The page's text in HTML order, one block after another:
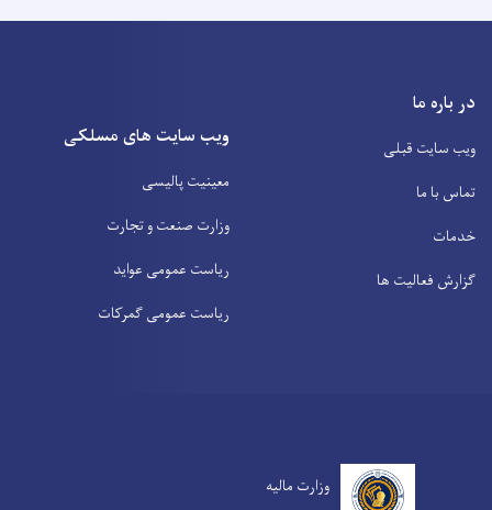
در باره ما
ویب سایت قبلی
تماس با ما
خدمات
گزارش فعالیت ها
ویب سایت های مسلکی
معینیت پالیسی
وزارت صنعت و تجارت
ریاست عمومی عواید
ریاست عمومی گمرکات
وزارت مالیه